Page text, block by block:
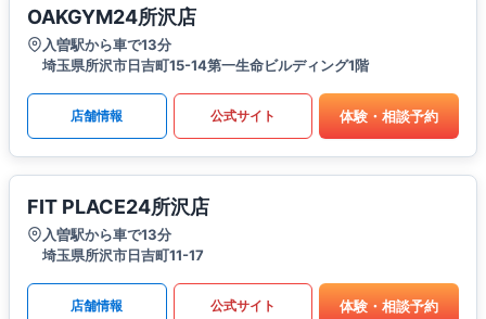
OAKGYM24所沢店
入曽駅から車で13分
埼玉県所沢市日吉町15-14第一生命ビルディング1階
店舗情報 公式サイト 体験・相談予約
FIT PLACE24所沢店
入曽駅から車で13分
埼玉県所沢市日吉町11-17
店舗情報 公式サイト 体験・相談予約